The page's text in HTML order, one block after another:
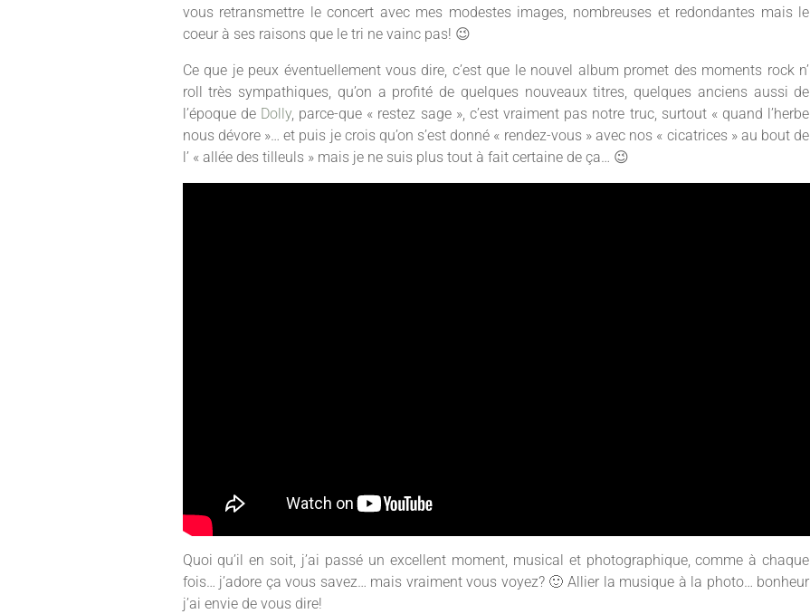
vous retransmettre le concert avec mes modestes images, nombreuses et redondantes mais le
coeur à ses raisons que le tri ne vainc pas! 😉
Ce que je peux éventuellement vous dire, c’est que le nouvel album promet des moments rock n’
roll très sympathiques, qu’on a profité de quelques nouveaux titres, quelques anciens aussi de
l’époque de Dolly, parce-que « restez sage », c’est vraiment pas notre truc, surtout « quand l’herbe
nous dévore »… et puis je crois qu’on s’est donné « rendez-vous » avec nos « cicatrices » au bout de
l’ « allée des tilleuls » mais je ne suis plus tout à fait certaine de ça… 😉
Quoi qu’il en soit, j’ai passé un excellent moment, musical et photographique, comme à chaque
fois… j’adore ça vous savez… mais vraiment vous voyez? 🙂 Allier la musique à la photo… bonheur
j’ai envie de vous dire!